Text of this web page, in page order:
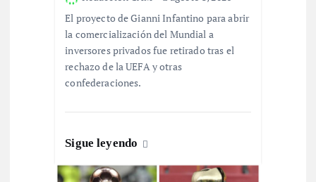
El proyecto de Gianni Infantino para abrir
la comercialización del Mundial a
inversores privados fue retirado tras el
rechazo de la UEFA y otras
confederaciones.
Sigue leyendo